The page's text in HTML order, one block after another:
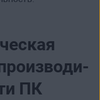
ПК